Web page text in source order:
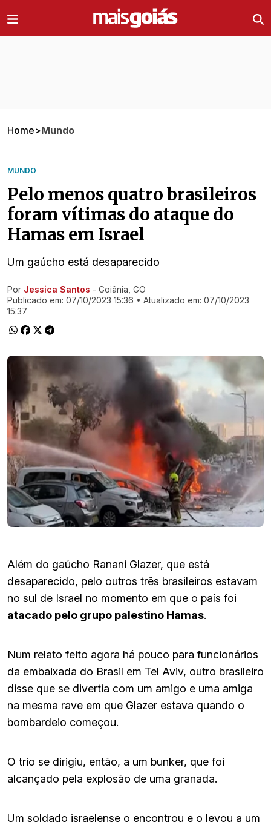
Home>Mundo
MUNDO
Pelo menos quatro brasileiros
foram vítimas do ataque do
Hamas em Israel
Um gaúcho está desaparecido
Ir direto pra matéria
Por Jessica Santos - Goiânia, GO
Publicado em: 07/10/2023 15:36 • Atualizado em: 07/10/2023
15:37
Além do gaúcho Ranani Glazer, que está
desaparecido, pelo outros três brasileiros estavam
no sul de Israel no momento em que o país foi
atacado pelo grupo palestino Hamas.
Num relato feito agora há pouco para funcionários
da embaixada do Brasil em Tel Aviv, outro brasileiro
disse que se divertia com um amigo e uma amiga
na mesma rave em que Glazer estava quando o
bombardeio começou.
O trio se dirigiu, então, a um bunker, que foi
alcançado pela explosão de uma granada.
Um soldado israelense o encontrou e o levou a um